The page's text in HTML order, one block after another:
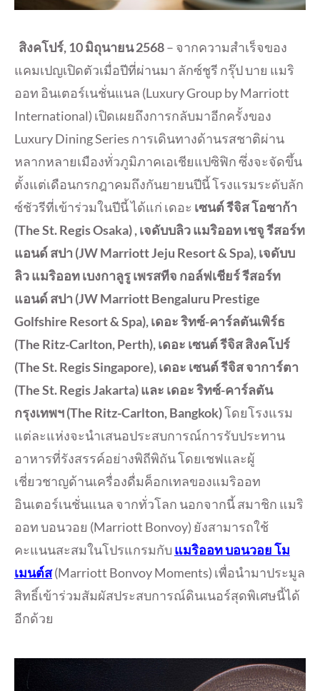
สิงคโปร์, 10 มิถุนายน 2568– จากความสำเร็จของ
แคมเปญเปิดตัวเมื่อปีที่ผ่านมา ลักซ์ชูรี กรุ๊ป บาย แมริ
ออท อินเตอร์เนชั่นแนล (Luxury Group by Marriott
International) เปิดเผยถึงการกลับมาอีกครั้งของ
Luxury Dining Series การเดินทางด้านรสชาติผ่าน
หลากหลายเมืองทั่วภูมิภาคเอเชียแปซิฟิก ซึ่งจะจัดขึ้น
ตั้งแต่เดือนกรกฎาคมถึงกันยายนปีนี้ โรงแรมระดับลัก
ซ์ชัวรีที่เข้าร่วมในปีนี้ ได้แก่ เดอะ เซนต์ รีจิส โอซาก้า
(The St. Regis Osaka) , เจดับบลิว แมริออท เชจู รีสอร์ท
แอนด์ สปา (JW Marriott Jeju Resort & Spa), เจดับบ
ลิว แมริออท เบงกาลูรู เพรสทีจ กอล์ฟเชียร์ รีสอร์ท
แอนด์ สปา (JW Marriott Bengaluru Prestige
Golfshire Resort & Spa), เดอะ ริทซ์-คาร์ลตันเพิร์ธ
(The Ritz-Carlton, Perth), เดอะ เซนต์ รีจิส สิงคโปร์
(The St. Regis Singapore), เดอะ เซนต์ รีจิส จาการ์ตา
(The St. Regis Jakarta) และ เดอะ ริทซ์-คาร์ลตัน
กรุงเทพฯ (The Ritz-Carlton, Bangkok)โดยโรงแรม
แต่ละแห่งจะนำเสนอประสบการณ์การรับประทาน
อาหารที่รังสรรค์อย่างพิถีพิถัน โดยเชฟและผู้
เชี่ยวชาญด้านเครื่องดื่มค็อกเทลของแมริออท
อินเตอร์เนชั่นแนล จากทั่วโลก นอกจากนี้ สมาชิก แมริ
ออท บอนวอย (Marriott Bonvoy) ยังสามารถใช้
คะแนนสะสมในโปรแกรมกับ แมริออท บอนวอย โม
เมนต์ส(Marriott Bonvoy Moments) เพื่อนำมาประมูล
สิทธิ์เข้าร่วมสัมผัสประสบการณ์ดินเนอร์สุดพิเศษนี้ได้
อีกด้วย